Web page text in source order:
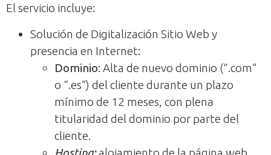
El servicio incluye:
Solución de Digitalización Sitio Web y
presencia en Internet:
Dominio: Alta de nuevo dominio (“.com”
o “.es”) del cliente durante un plazo
mínimo de 12 meses, con plena
titularidad del dominio por parte del
cliente.